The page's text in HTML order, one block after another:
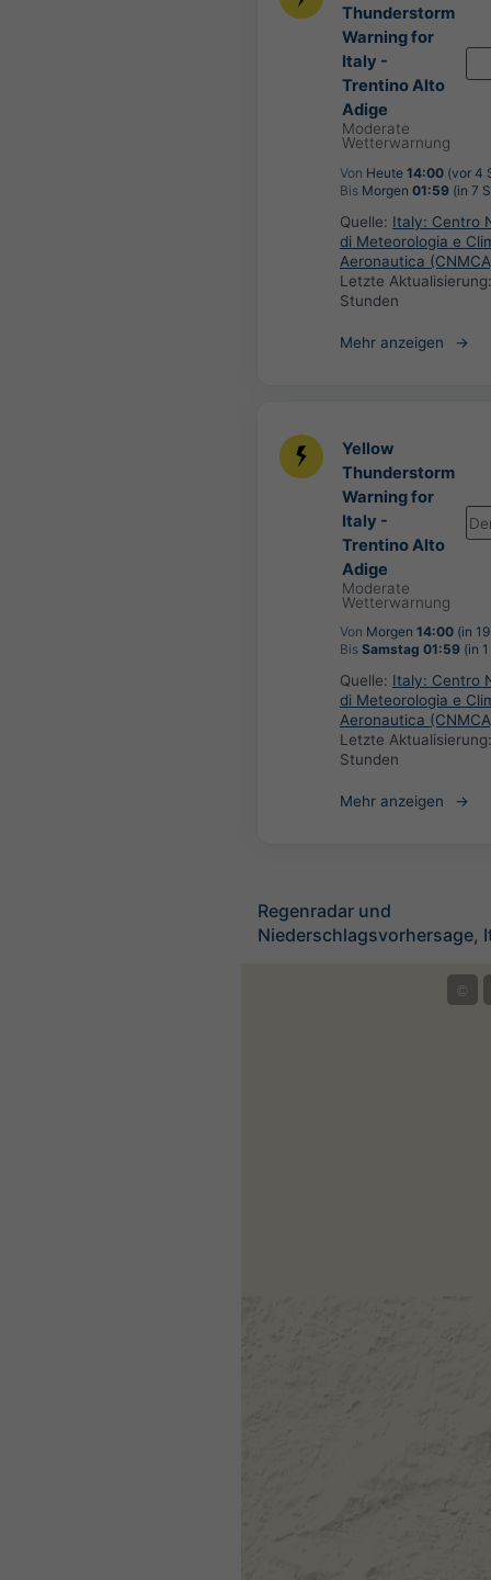
Thunderstorm
Warning for
Italy -
Trentino Alto
Adige
Moderate
Wetterwarnung
Von Heute 14:00 (vor 4
Bis Morgen 01:59 (in 7
Quelle: Italy: Centro
di Meteorologia e
Aeronautica
Letzte
Stunden
Mehr anzeigen
Yellow
Thunderstorm
Warning for
Italy -
Trentino Alto
Adige
Moderate
Wetterwarnung
Von Morgen 14:00 (in
Bis Samstag 01:59 (in
Quelle: Italy: Centro
di Meteorologia e
Aeronautica
Letzte
Stunden
Mehr anzeigen
Regenradar und
Niederschlagsvorhersage,
©